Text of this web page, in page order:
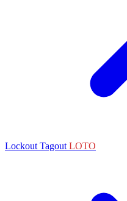
Lockout Tagout LOTO